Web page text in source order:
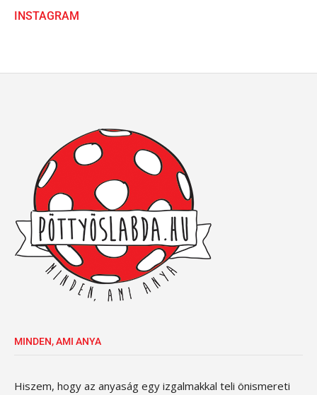
INSTAGRAM
MINDEN, AMI ANYA
Hiszem, hogy az anyaság egy izgalmakkal teli önismereti